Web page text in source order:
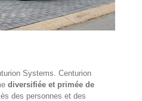
Systems. Centurion
diversifiée et primée de
des personnes et des